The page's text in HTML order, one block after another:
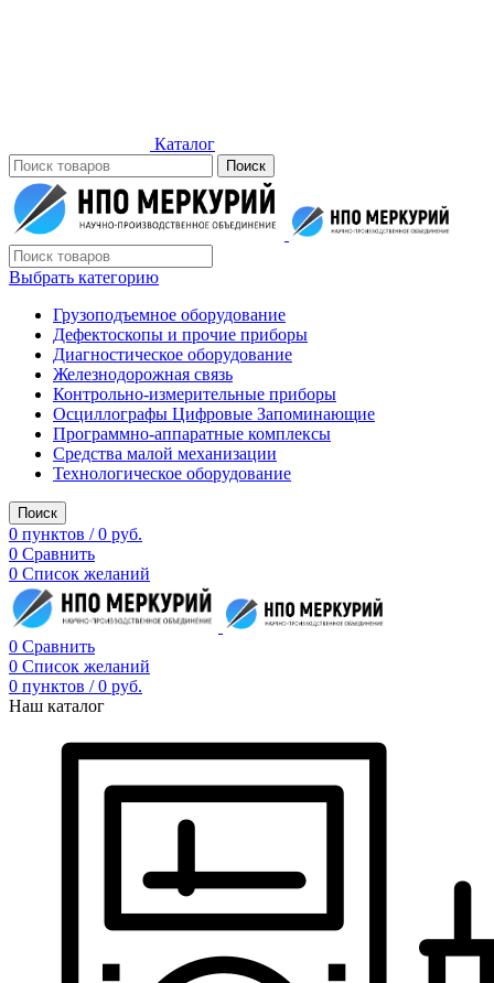
Каталог
Поиск
Выбрать категорию
Грузоподъемное оборудование
Дефектоскопы и прочие приборы
Диагностическое оборудование
Железнодорожная связь
Контрольно-измерительные приборы
Осциллографы Цифровые Запоминающие
Программно-аппаратные комплексы
Средства малой механизации
Технологическое оборудование
Поиск
0 пунктов / 0 руб.
0 Сравнить
0 Список желаний
0 Сравнить
0 Список желаний
0 пунктов / 0 руб.
Наш каталог